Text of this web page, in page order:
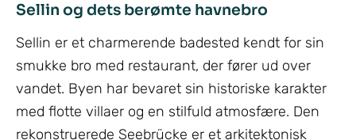
Sellin og dets berømte havnebro
Sellin er et charmerende badested kendt for sin
smukke bro med restaurant, der fører ud over
vandet. Byen har bevaret sin historiske karakter
med flotte villaer og en stilfuld atmosfære. Den
rekonstruerede Seebrücke er et arkitektonisk